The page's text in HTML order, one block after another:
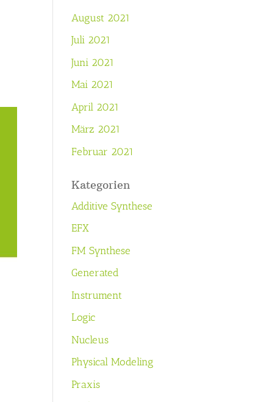
August 2021
Juli 2021
Juni 2021
Mai 2021
April 2021
März 2021
Februar 2021
Kategorien
Additive Synthese
EFX
FM Synthese
Generated
Instrument
Logic
Nucleus
Physical Modeling
Praxis